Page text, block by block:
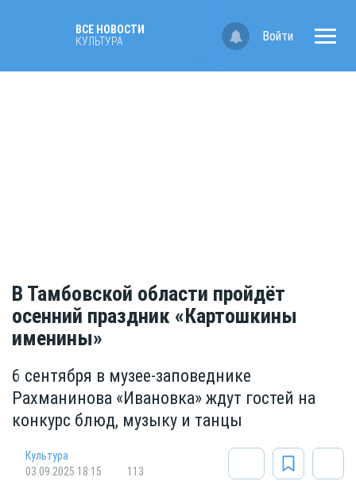
ВСЕ НОВОСТИ
КУЛЬТУРА
Войти
В Тамбовской области пройдёт
осенний праздник «Картошкины
именины»
6 сентября в музее-заповеднике
Рахманинова «Ивановка» ждут гостей на
конкурс блюд, музыку и танцы
Культура
03.09.2025 18:15
113